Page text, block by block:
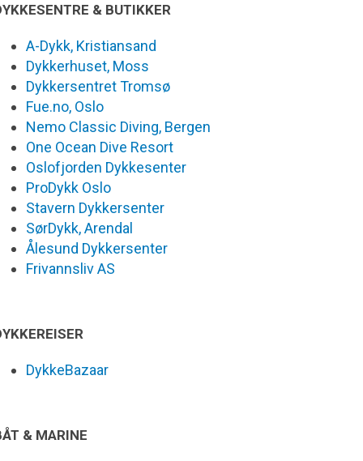
& BUTIKKER
A-Dykk, Kristiansand
Dykkerhuset, Moss
Dykkersentret Tromsø
Fue.no, Oslo
Nemo Classic Diving, Bergen
One Ocean Dive Resort
Oslofjorden Dykkesenter
ProDykk Oslo
Stavern Dykkersenter
SørDykk, Arendal
Ålesund Dykkersenter
Frivannsliv AS
DykkeBazaar
& MARINE